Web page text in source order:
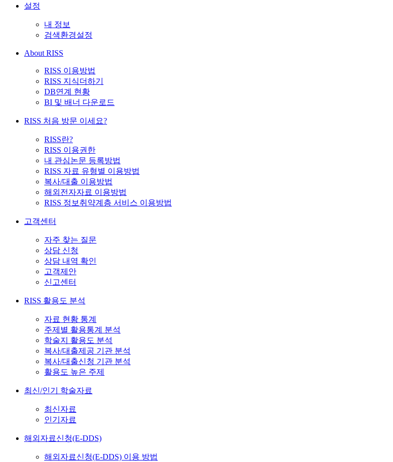
설정
내 정보
검색환경설정
About RISS
RISS 이용방법
RISS 지식더하기
DB연계 현황
BI 및 배너 다운로드
RISS 처음 방문 이세요?
RISS란?
RISS 이용권한
내 관심논문 등록방법
RISS 자료 유형별 이용방법
복사/대출 이용방법
해외전자자료 이용방법
RISS 정보취약계층 서비스 이용방법
고객센터
자주 찾는 질문
상담 신청
상담 내역 확인
고객제안
신고센터
RISS 활용도 분석
자료 현황 통계
주제별 활용통계 분석
학술지 활용도 분석
복사/대출제공 기관 분석
복사/대출신청 기관 분석
활용도 높은 주제
최신/인기 학술자료
최신자료
인기자료
해외자료신청(E-DDS)
해외자료신청(E-DDS) 이용 방법